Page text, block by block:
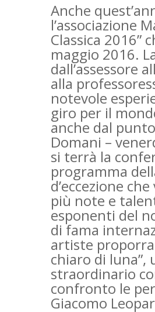
Anche
l’associazione
Classica 2016”
maggio 2016.
dall’assessore
alla
notevole
giro per il
anche dal
Domani –
si terrà la
programma
d’eccezione
più note e
esponenti del
di fama
artiste
chiaro di luna”,
straordinario
confronto le
Giacomo